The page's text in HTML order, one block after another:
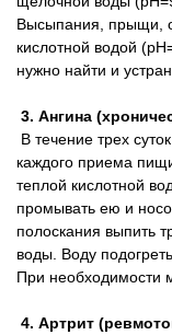
Высыпания, прыщи,
кислотной водой
нужно найти и
3. Ангина
В течение трех
каждого приема
теплой кислотной
промывать ею и
полоскания выпить
воды. Воду
При необходимости
4. Артрит